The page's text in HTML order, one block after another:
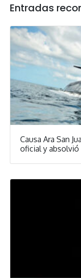
Entradas
Causa Ara San
oficial y